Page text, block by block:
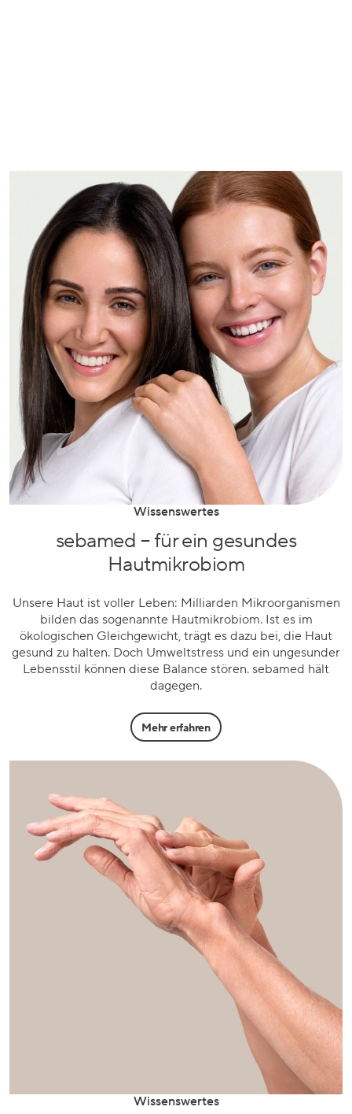
Wissenswertes
sebamed – für ein gesundes
Hautmikrobiom
Unsere Haut ist voller Leben: Milliarden Mikroorganismen
bilden das sogenannte Hautmikrobiom. Ist es im
ökologischen Gleichgewicht, trägt es dazu bei, die Haut
gesund zu halten. Doch Umweltstress und ein ungesunder
Lebensstil können diese Balance stören. sebamed hält
dagegen.
Mehr erfahren
Wissenswertes